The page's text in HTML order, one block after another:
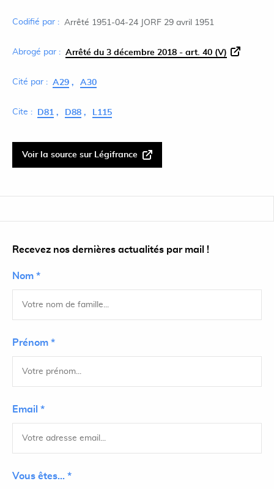
Codifié par : Arrêté 1951-04-24 JORF 29 avril 1951
Abrogé par : Arrêté du 3 décembre 2018 - art. 40 (V)
Cité par : A29 A30
Cite : D81 D88 L115
Voir la source sur Légifrance
Recevez nos dernières actualités par mail !
Nom *
Prénom *
Email *
Vous êtes... *